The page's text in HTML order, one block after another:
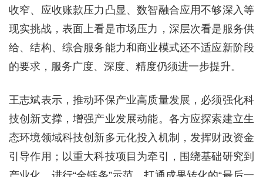
收窄、应收账款压力凸显、数智融合应用不够深入等
现实挑战，表面上看是市场压力，深层次看是服务供
给、结构、综合服务能力和商业模式还不适应新阶段
的要求，服务广度、深度、精度仍须进一步提升。
王志斌表示，推动环保产业高质量发展，必须强化科
技创新支撑，增强产业发展动能。各方应探索建立生
态环境领域科技创新多元化投入机制，发挥财政资金
引导作用；以重大科技项目为牵引，围绕基础研究到